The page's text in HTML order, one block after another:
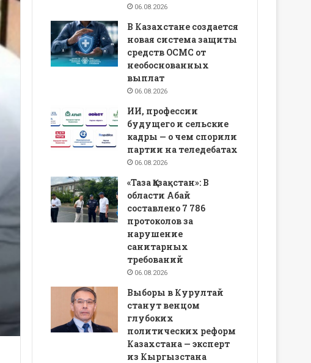
06.08.2026
В Казахстане создается
новая система защиты
средств ОСМС от
необоснованных
выплат
06.08.2026
ИИ, профессии
будущего и сельские
кадры — о чем спорили
партии на теледебатах
06.08.2026
«Таза Қазақстан»: В
области Абай
составлено 7 786
протоколов за
нарушение
санитарных
требований
06.08.2026
Выборы в Курултай
станут венцом
глубоких
политических реформ
Казахстана — эксперт
из Кыргызстана